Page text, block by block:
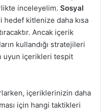
inceleyelim. Sosyal
hedef kitlenize daha kısa
Ancak içerik
kullandığı stratejileri
uyun içerikleri tespit
içeriklerinizin daha
için hangi taktikleri